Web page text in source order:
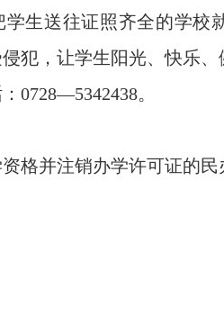
学生送往证照齐全的学校
犯，让学生阳光、快乐、
0728—5342438。
格并注销办学许可证的